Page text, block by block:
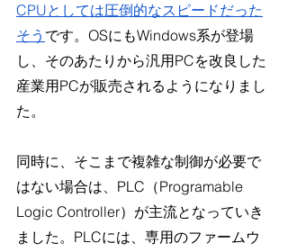
CPUとしては圧倒的なスピードだった
そう です。OSにもWindows系が登場
し、そのあたりから汎用PCを改良した
産業用PCが販売されるようになりまし
た。
同時に、そこまで複雑な制御が必要で
はない場合は、PLC（Programable
Logic Controller）が主流となっていき
ました。PLCには、専用のファームウ